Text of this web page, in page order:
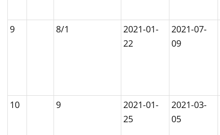
9 8/1
2021-01-
22
2021-07-
09
10 9
2021-01-
25
2021-03-
05